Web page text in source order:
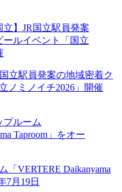
立駅員発案の地域密着ク
ノミノイチ2026」開催
「VERTERE Daikanyama
7月19日